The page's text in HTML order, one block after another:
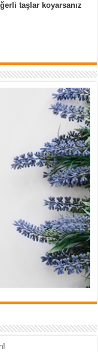
taşlar koyarsanız